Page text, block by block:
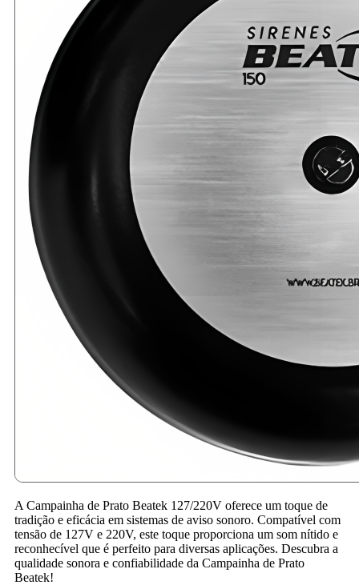
A Campainha de Prato Beatek 127/220V oferece um toque de
tradição e eficácia em sistemas de aviso sonoro. Compatível com
tensão de 127V e 220V, este toque proporciona um som nítido e
reconhecível que é perfeito para diversas aplicações. Descubra a
qualidade sonora e confiabilidade da Campainha de Prato
Beatek!